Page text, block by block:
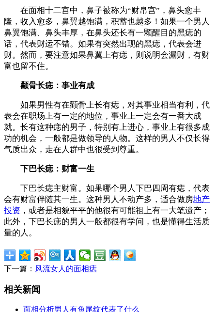
在面相十二宫中，鼻子被称为“财帛宫”，鼻头愈丰
隆，收入愈多，鼻翼越饱满，积蓄也越多！如果一个男人
鼻翼饱满、鼻头丰厚，在鼻头还长有一颗醒目的黑痣的
话，代表财运不错。如果有突然出现的黑痣，代表会进
财。然而，要注意如果鼻翼上有痣，则说明会漏财，有财
富也留不住。
颧骨长痣：事业有成
如果男性有在颧骨上长有痣，对其事业相当有利，代
表会在职场上有一定的地位，事业上一定会有一番大成
就。长有这种痣的男子，特别有上进心，事业上有很多成
功的机会，一般都是做领导的人物。这样的男人不仅长得
气质出众，走在人群中也很受到尊重。
下巴长痣：财富一生
下巴长痣主财富。如果哪个男人下巴四周有痣，代表
会有财富伴随其一生。这种男人不动产多，适合做房地产
投资 ，或者是相貌平平的他很有可能祖上有一大笔遗产；
此外，下巴长痣的男人一般都很有学问，也是懂得生活质
量的人。
下一篇： 风流女人的面相痣
相关新闻
面相分析男人有鱼尾纹代表了什么